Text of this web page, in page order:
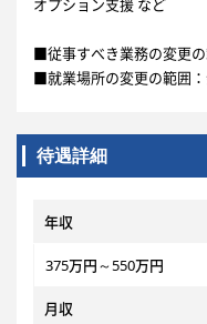
オプション支援 など
■従事すべき業務の変更
■就業場所の変更の範囲
待遇詳細
年収
375万円～550万円
月収